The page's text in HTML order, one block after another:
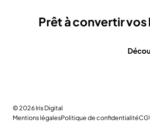
Prêt à convertir vos
© 2026Iris Digital
Mentions légalesPolitique de confidentialité